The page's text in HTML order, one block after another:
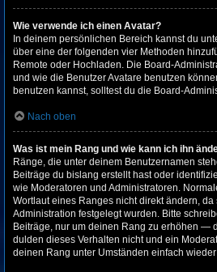
Wie verwende ich einen Avatar?
In deinem persönlichen Bereich kannst du
über eine der folgenden vier Methoden
Remote oder Hochladen. Die Board-
und wie die Benutzer Avatare benutzen
benutzen kannst, solltest du die Board-
Nach oben
Was ist mein Rang und wie kann ich ihn
Ränge, die unter deinem Benutzernamen
Beiträge du bislang erstellt hast oder
wie Moderatoren und Administratoren.
Wortlaut eines Ranges nicht direkt ändern,
Administration festgelegt wurden. Bitte
Beiträge, nur um deinen Rang zu erhöhen —
dulden dieses Verhalten nicht und ein
deinen Rang unter Umständen einfach